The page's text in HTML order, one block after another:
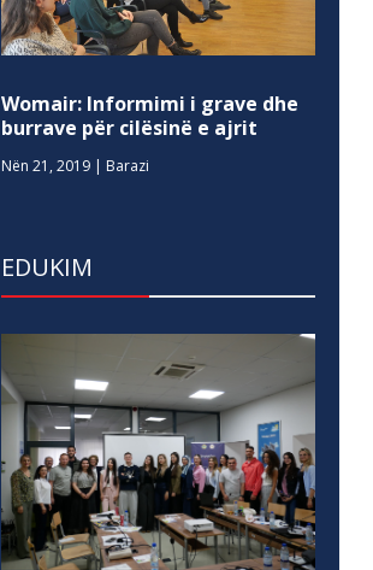
Womair: Informimi i grave dhe
burrave për cilësinë e ajrit
Nën 21, 2019 | Barazi
EDUKIM